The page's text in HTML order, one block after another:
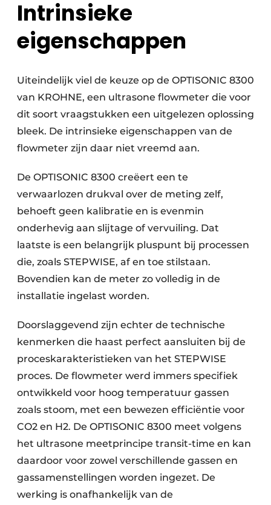
Intrinsieke
eigenschappen
Uiteindelijk viel de keuze op de OPTISONIC 8300
van KROHNE, een ultrasone flowmeter die voor
dit soort vraagstukken een uitgelezen oplossing
bleek. De intrinsieke eigenschappen van de
flowmeter zijn daar niet vreemd aan.
De OPTISONIC 8300 creëert een te
verwaarlozen drukval over de meting zelf,
behoeft geen kalibratie en is evenmin
onderhevig aan slijtage of vervuiling. Dat
laatste is een belangrijk pluspunt bij processen
die, zoals STEPWISE, af en toe stilstaan.
Bovendien kan de meter zo volledig in de
installatie ingelast worden.
Doorslaggevend zijn echter de technische
kenmerken die haast perfect aansluiten bij de
proceskarakteristieken van het STEPWISE
proces. De flowmeter werd immers specifiek
ontwikkeld voor hoog temperatuur gassen
zoals stoom, met een bewezen efficiëntie voor
CO2 en H2. De OPTISONIC 8300 meet volgens
het ultrasone meetprincipe transit-time en kan
daardoor voor zowel verschillende gassen en
gassamenstellingen worden ingezet. De
werking is onafhankelijk van de